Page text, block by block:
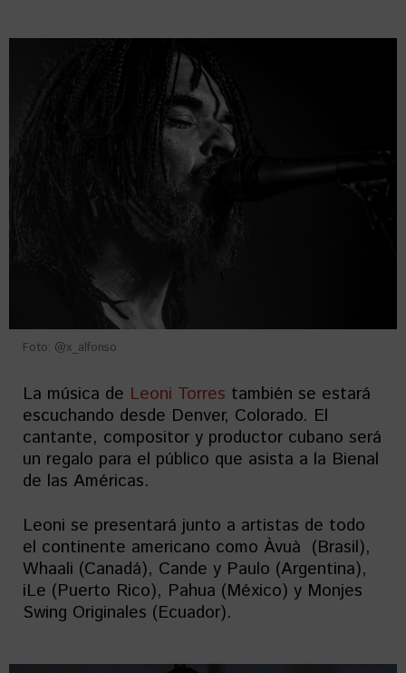
Foto: @x_alfonso
La música de Leoni Torres también se estará
escuchando desde Denver, Colorado. El
cantante, compositor y productor cubano será
un regalo para el público que asista a la Bienal
de las Américas.
Leoni se presentará junto a artistas de todo
el continente americano como Àvuà (Brasil),
Whaali (Canadá), Cande y Paulo (Argentina),
iLe (Puerto Rico), Pahua (México) y Monjes
Swing Originales (Ecuador).